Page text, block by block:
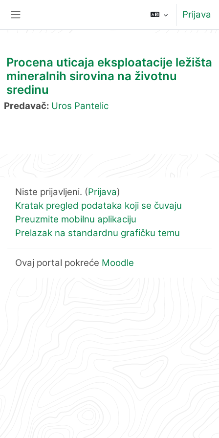
Prijava
Procena uticaja eksploatacije ležišta
mineralnih sirovina na životnu
sredinu
Predavač: Uros Pantelic
Niste prijavljeni. (Prijava)
Kratak pregled podataka koji se čuvaju
Preuzmite mobilnu aplikaciju
Prelazak na standardnu grafičku temu
Ovaj portal pokreće Moodle